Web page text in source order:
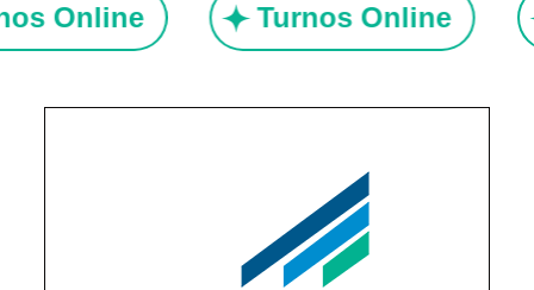
Online Turnos Online